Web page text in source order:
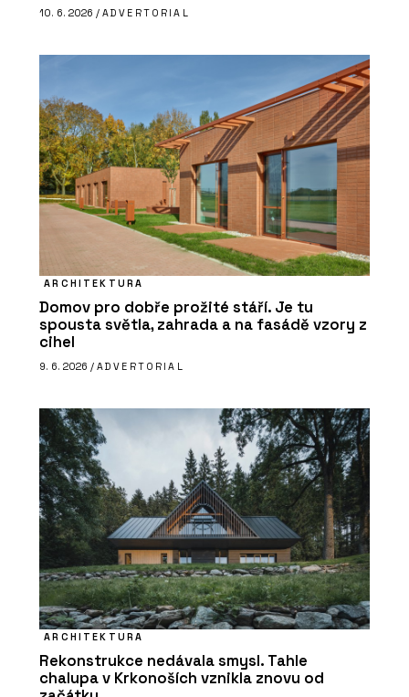
10. 6. 2026 / ADVERTORIAL
ARCHITEKTURA
Domov pro dobře prožité stáří. Je tu
spousta světla, zahrada a na fasádě vzory z
cihel
9. 6. 2026 / ADVERTORIAL
ARCHITEKTURA
Rekonstrukce nedávala smysl. Tahle
chalupa v Krkonoších vznikla znovu od